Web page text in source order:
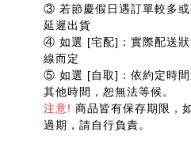
③ 若節慶假日遇訂單較多
延遲出貨
④ 如選 [宅配]：實際配送狀
線而定
⑤ 如選 [自取]：依約定時
其他時間，恕無法等候。
注意! 商品皆有保存期限，
過期，請自行負責。